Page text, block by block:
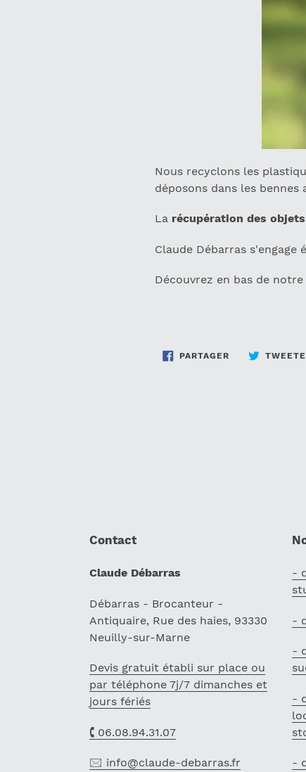
Nous recyclons les
déposons dans les bennes
La récupération des objets
Claude Débarras
Découvrez en bas de
PARTAGERPARTAGER
SUR
Contact
Claude Débarras
Débarras - Brocanteur -
Antiquaire, Rue des haies, 93330
Neuilly-sur-Marne
Devis gratuit établi sur place ou
par téléphone 7j/7 dimanches et
jours fériés
🕻 06.08.94.31.07
🖂 info@claude-debarras.fr
-
-
-
-
-